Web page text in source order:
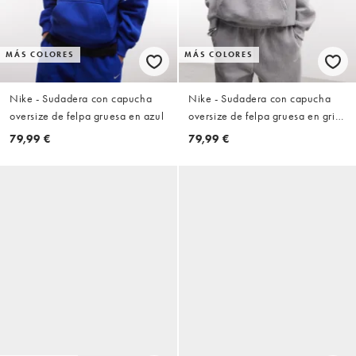
MÁS COLORES
Nike - Sudadera con capucha
oversize de felpa gruesa en azul
79,99 €
MÁS COLORES
Nike - Sudadera con capucha
oversize de felpa gruesa en gris
oscuro
79,99 €